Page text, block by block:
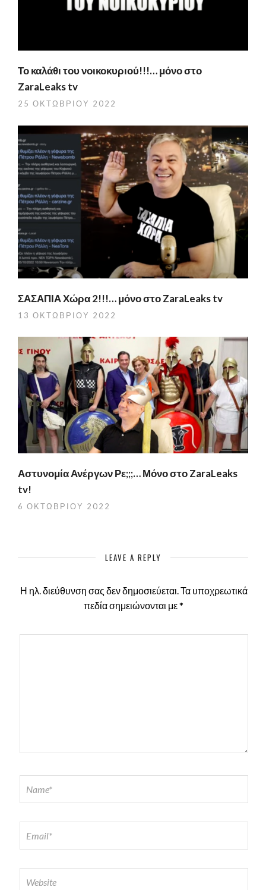
Το καλάθι του νοικοκυριού!!!… μόνο στο
ZaraLeaks tv
25 ΟΚΤΩΒΡΊΟΥ 2022
ΣΑΣΑΠΙΑ Χώρα 2!!!… μόνο στο ZaraLeaks tv
13 ΟΚΤΩΒΡΊΟΥ 2022
Αστυνομία Ανέργων Ρε;;;… Μόνο στο ZaraLeaks
tv!
6 ΟΚΤΩΒΡΊΟΥ 2022
LEAVE A REPLY
Η ηλ. διεύθυνση σας δεν δημοσιεύεται.Τα υποχρεωτικά
πεδία σημειώνονται με*